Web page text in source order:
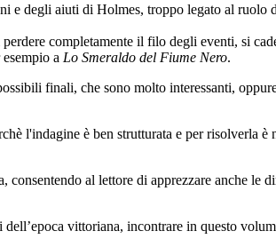
e degli aiuti di Holmes, troppo legato al ruolo
completamente il filo degli eventi, si
a Lo Smeraldo del Fiume Nero.
finali, che sono molto interessanti,
l'indagine è ben strutturata e per risolverla è
al lettore di apprezzare anche le
vittoriana, incontrare in questo